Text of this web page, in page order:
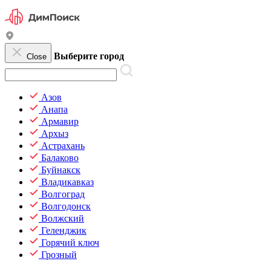
Close Выберите город
Азов
Анапа
Армавир
Архыз
Астрахань
Балаково
Буйнакск
Владикавказ
Волгоград
Волгодонск
Волжский
Геленджик
Горячий ключ
Грозный